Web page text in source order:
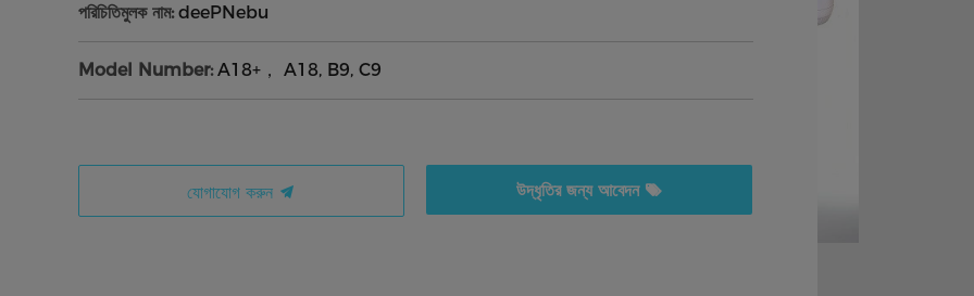
পরিচিতিমুলক নাম: deePNebu
Model Number: A18+， A18, B9, C9
যোগাযোগ করুন উদ্ধৃতির জন্য আবেদন